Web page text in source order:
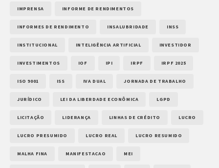
IMPRENSA INFORME DE RENDIMENTOS
INFORMES DE RENDIMENTO INSALUBRIDADE INSS
INSTITUCIONAL INTELIGÊNCIA ARTIFICIAL INVESTIDOR
INVESTIMENTOS IOF IPI IRPF IRPF 2025
ISO 9001 ISS IVA DUAL JORNADA DE TRABALHO
JURÍDICO LEI DA LIBERDADE ECONÔMICA LGPD
LICITAÇÃO LIDERANÇA LINHAS DE CRÉDITO LUCRO
LUCRO PRESUMIDO LUCRO REAL LUCRO RESUMIDO
MALHA FINA MANIFESTACAO MEI